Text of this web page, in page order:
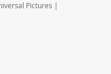
Pictures |